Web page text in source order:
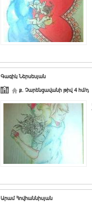
Գագիկ Ներսեսյան
ք. Չարենցավանի թիվ 4 հմ/դ
Արամ Հովհաննիսյան